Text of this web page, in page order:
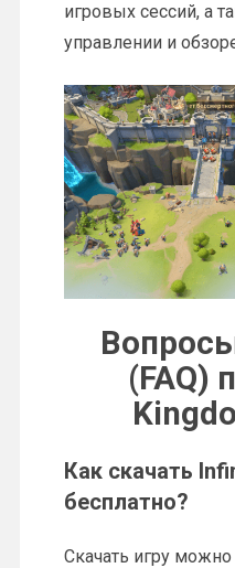
игровых сессий, а
управлении и
(FAQ)
Как скачать
бесплатно?
Скачать игру можно